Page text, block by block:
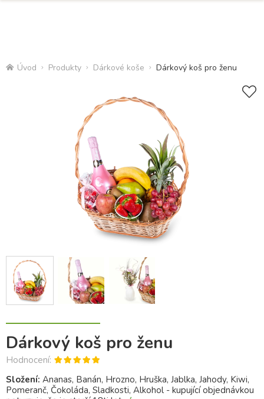
Úvod Produkty Dárkové koše Dárkový koš pro ženu
Dárkový koš pro ženu
Hodnocení:
Složení: Ananas, Banán, Hrozno, Hruška, Jablka, Jahody, Kiwi,
Pomeranč, Čokoláda, Sladkosti, Alkohol - kupující objednávkou